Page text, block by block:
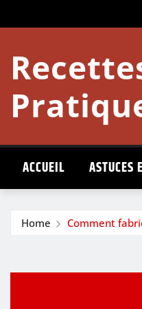
to
ACCUEIL ASTUCES
Home Comment